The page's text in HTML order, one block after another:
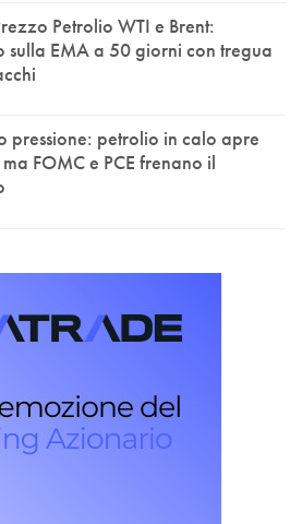
Petrolio WTI e Brent:
sulla EMA a 50 giorni con tregua
pressione: petrolio in calo apre
FOMC e PCE frenano il